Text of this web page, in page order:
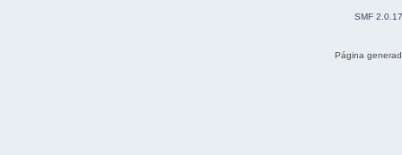
SMF 2.0.17
Página